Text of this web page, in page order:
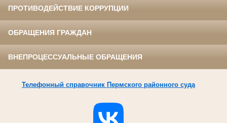
ПРОТИВОДЕЙСТВИЕ КОРРУПЦИИ
ОБРАЩЕНИЯ ГРАЖДАН
ВНЕПРОЦЕССУАЛЬНЫЕ ОБРАЩЕНИЯ
Телефонный справочник Пермского районного суда